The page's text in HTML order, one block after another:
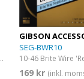
Guitar Strings Ultra-Light
GIBSON
SEG-BWR10
169 kr (inkl.